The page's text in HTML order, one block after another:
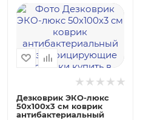
Дезковрик ЭКО-люкс
50х100х3 см коврик
антибактериальный